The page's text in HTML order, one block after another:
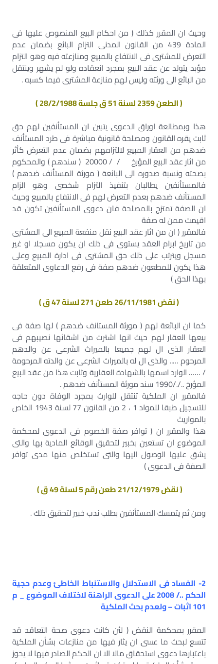
وحيث ان المقرر كذلك ( من احكام البيع المنصوص عليها فى
المادة 439 من القانون المدنى التزام البائع بضمان عدم
التعرض للمشترى فى الانتفاع بالمبيع ومنازعته فيه وهو التزام
مؤبد يتولد عن عقد البيع بمجرد انعقاده ولو لم يشهر وينتقل
من البائع الى ورثته وليس لهم منازعة المشترى فيما كسبه .
( الطعن 2359 لسنة 51 ق جلسة 28/2/1988 )
هذا وبمطالعة اوراق الدعوى يتبين ان المستأنفين لهم حق
ثابت يقره القانون ومصلحة قانونية مباشرة فى طرد المستأنف
ضدهم من العقار المبيع لالتزامهم بضمان عدم التعرض كأثر
من اثار عقد البيع المؤرخ / / 20000 ( سندهم ) والمحكوم
بصحته ونسبة صدوره الى البائعة ( مورثة المستأنف ضدهم )
فالمستأنفين يطالبان بتنفيذ التزام شخصى وهو الزام
المستأنف ضدهم بعدم التعرض لهم فى الانتفاع بالمبيع وحيث
ان الصفة تمتزج بالمصلحة فان دعوى المستأنفين تكون قد
اقيمت ممن له صفة
فالمقرر ( ان من اثار عقد البيع نقل منفعة المبيع الى المشترى
من تاريخ ابرام العقد يستوى فى ذلك ان يكون مسجلا او غير
مسجل ويترتب على ذلك حق المشترى فى ادارة المبيع وعلى
هذا يكون للمطعون ضدهم صفة فى رفع الدعاوى المتعلقة
بهذا الحق )
( نقض 26/11/1981 طعن 271 لسنة 47 ق )
كما ان البائعة لهم ( مورثة المستانف ضدهم ) لها صفة فى
بيعها العقار لهم حيث انها اشترت من اشقائها نصيبهم فى
العقار الذى ال لهم جميعا بالميراث الشرعى عن والدهم
المرحوم ….. والذى ال له بالميراث الشرعى عن والدته المرحومة
/ …… الوارد اسمها بالشهادة العقارية وثابت هذا من عقد البيع
المؤرخ .././1990 سند مورثة المستأنف ضدهم .
فالمقرر ان الملكية تنتقل للوارث بمجرد الوفاة دون حاجه
للتسجيل طبقا للمواد 1 ، 2 من القانون 77 لسنة 1943 الخاص
بالمواريث
هذا والمقرر ان ( توافر صفة الخصوم فى الدعوى لمحكمة
الموضوع ان تستعين بخبير لتحقيق الوقائع المادية بها والتى
يشق عليها الوصول اليها والتى تستخلص منها مدى توافر
الصفة فى الدعوى )
( نقض 21/12/1979 طعن رقم 5 لسنة 49 ق )
ومن ثم يتمسك المستأنفين بطلب ندب خبير لتحقيق ذلك .
2- الفساد فى الاستدلال والاستنباط الخاطئ وعدم حجية
الحكم ../ 2008 على الدعوى الراهنة لاختلاف الموضوع _ م
101 اثبات – ولعدم بحث الملكية
المقرر بمحكمة النقض ( لئن كانت دعوى صحة التعاقد قد
تتسع لبحث ما عسى ان يثار فيها من منازعات بشأن الملكية
باعتبارها دعوى استحقاق مالا الا ان الحكم الصادر فيها لا يحوز